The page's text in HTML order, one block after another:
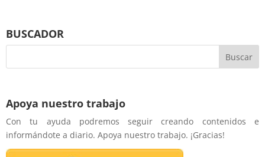
BUSCADOR
Apoya nuestro trabajo
Con tu ayuda podremos seguir creando contenidos e
informándote a diario. Apoya nuestro trabajo. ¡Gracias!